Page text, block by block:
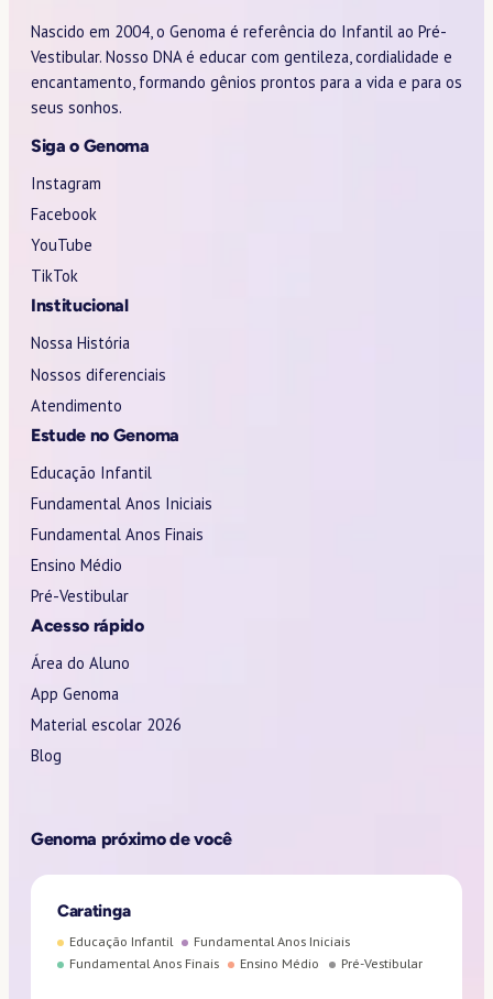
Nascido em 2004, o Genoma é referência do Infantil ao Pré-
Vestibular. Nosso DNA é educar com gentileza, cordialidade e
encantamento, formando gênios prontos para a vida e para os
seus sonhos.
Siga o Genoma
Instagram
Facebook
YouTube
TikTok
Institucional
Nossa História
Nossos diferenciais
Atendimento
Estude no Genoma
Educação Infantil
Fundamental Anos Iniciais
Fundamental Anos Finais
Ensino Médio
Pré-Vestibular
Acesso rápido
Área do Aluno
App Genoma
Material escolar 2026
Blog
Genoma próximo de você
Caratinga
Educação Infantil
Fundamental Anos Iniciais
Fundamental Anos Finais
Ensino Médio Pré-Vestibular